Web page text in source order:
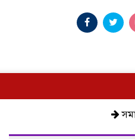
সমাজতান্ত্রিক